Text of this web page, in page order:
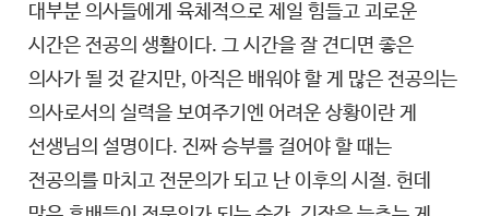
대부분 의사들에게 육체적으로 제일 힘들고 괴로운
시간은 전공의 생활이다. 그 시간을 잘 견디면 좋은
의사가 될 것 같지만, 아직은 배워야 할 게 많은 전공의는
의사로서의 실력을 보여주기엔 어려운 상황이란 게
선생님의 설명이다. 진짜 승부를 걸어야 할 때는
전공의를 마치고 전문의가 되고 난 이후의 시절. 헌데